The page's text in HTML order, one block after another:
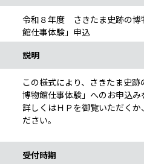
令和８年度 さきたま史跡の博
館仕事体験」申込
説明
この様式により、さきたま史
博物館仕事体験」へのお申込み
詳しくはＨＰを御覧いただくか
ださい。
受付時期